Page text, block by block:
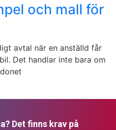
och mall för
avtal när en anställd får
Det handlar inte bara om
Det finns krav på